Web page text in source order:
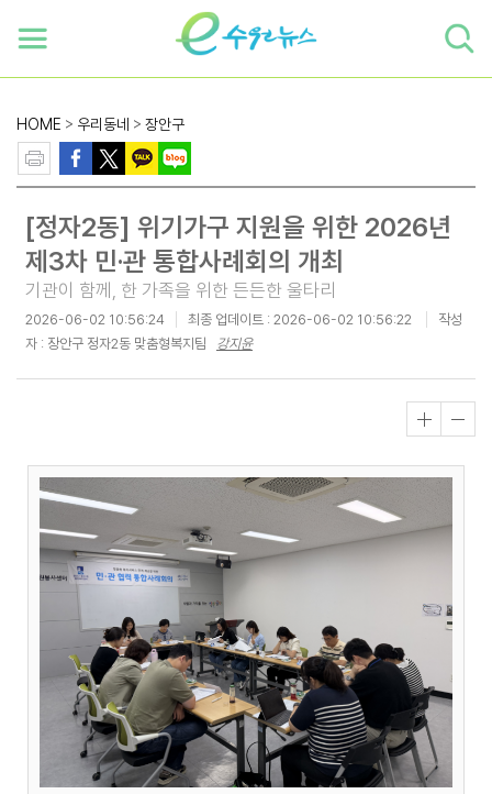
HOME > 우리동네 > 장안구
[정자2동] 위기가구 지원을 위한 2026년
제3차 민·관 통합사례회의 개최
기관이 함께, 한 가족을 위한 든든한 울타리
2026-06-02 10:56:24 최종 업데이트 : 2026-06-02 10:56:22
작성
자 : 장안구 정자2동 맞춤형복지팀 강지윤